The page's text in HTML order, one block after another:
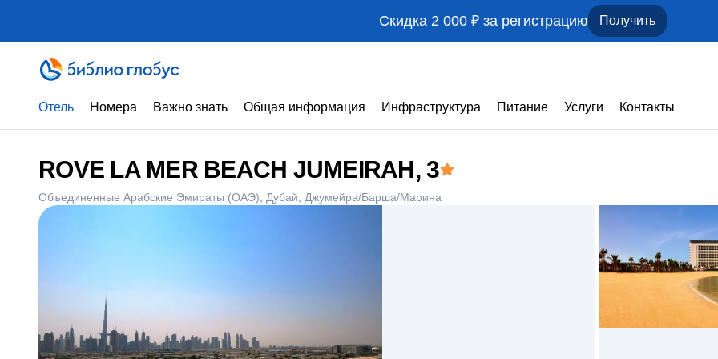
Скидка 2 000 ₽ за регистрацию Получить
Отель Номера Важно знать Общая информация Инфраструктура Питание Услуги Контакты
ROVE LA MER BEACH JUMEIRAH, 3
Объединенные Арабские Эмираты (ОАЭ) Дубай Джумейра/Барша/Марина